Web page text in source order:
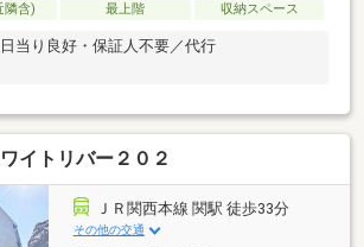
隣含)
最上階 収納スペース
当り良好・保証人不要／代行
イトリバー２０２
ＪＲ関西本線 関駅 徒歩33分
その他の交通